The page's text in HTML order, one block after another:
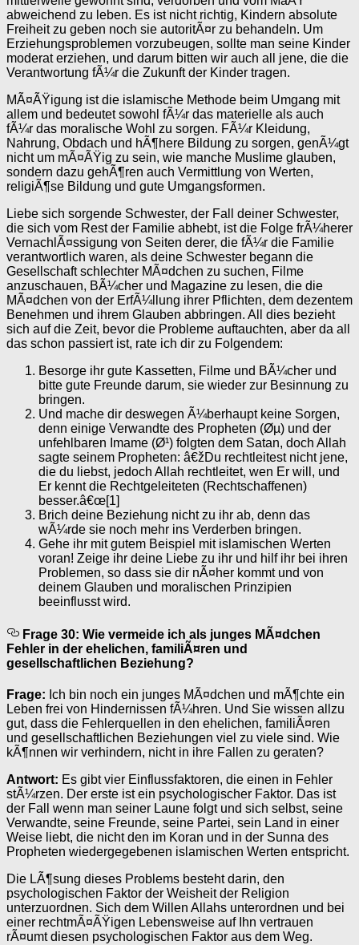
abweichend zu leben. Es ist nicht richtig, Kindern absolute
Freiheit zu geben noch sie autoritÃ¤r zu behandeln. Um
Erziehungsproblemen vorzubeugen, sollte man seine Kinder
moderat erziehen, und darum bitten wir auch all jene, die die
Verantwortung fÃ¼r die Zukunft der Kinder tragen.
MÃ¤ÃŸigung ist die islamische Methode beim Umgang mit
allem und bedeutet sowohl fÃ¼r das materielle als auch
fÃ¼r das moralische Wohl zu sorgen. FÃ¼r Kleidung,
Nahrung, Obdach und hÃ¶here Bildung zu sorgen, genÃ¼gt
nicht um mÃ¤ÃŸig zu sein, wie manche Muslime glauben,
sondern dazu gehÃ¶ren auch Vermittlung von Werten,
religiÃ¶se Bildung und gute Umgangsformen.
Liebe sich sorgende Schwester, der Fall deiner Schwester,
die sich vom Rest der Familie abhebt, ist die Folge frÃ¼herer
VernachlÃ¤ssigung von Seiten derer, die fÃ¼r die Familie
verantwortlich waren, als deine Schwester begann die
Gesellschaft schlechter MÃ¤dchen zu suchen, Filme
anzuschauen, BÃ¼cher und Magazine zu lesen, die die
MÃ¤dchen von der ErfÃ¼llung ihrer Pflichten, dem dezentem
Benehmen und ihrem Glauben abbringen. All dies bezieht
sich auf die Zeit, bevor die Probleme auftauchten, aber da all
das schon passiert ist, rate ich dir zu Folgendem:
Besorge ihr gute Kassetten, Filme und BÃ¼cher und
bitte gute Freunde darum, sie wieder zur Besinnung zu
bringen.
Und mache dir deswegen Ã¼berhaupt keine Sorgen,
denn einige Verwandte des Propheten (Øµ) und der
unfehlbaren Imame (Ø¹) folgten dem Satan, doch Allah
sagte seinem Propheten: â€žDu rechtleitest nicht jene,
die du liebst, jedoch Allah rechtleitet, wen Er will, und
Er kennt die Rechtgeleiteten (Rechtschaffenen)
besser.â€œ[1]
Brich deine Beziehung nicht zu ihr ab, denn das
wÃ¼rde sie noch mehr ins Verderben bringen.
Gehe ihr mit gutem Beispiel mit islamischen Werten
voran! Zeige ihr deine Liebe zu ihr und hilf ihr bei ihren
Problemen, so dass sie dir nÃ¤her kommt und von
deinem Glauben und moralischen Prinzipien
beeinflusst wird.
Frage 30: Wie vermeide ich als junges MÃ¤dchen
Fehler in der ehelichen, familiÃ¤ren und
gesellschaftlichen Beziehung?
Frage: Ich bin noch ein junges MÃ¤dchen und mÃ¶chte ein
Leben frei von Hindernissen fÃ¼hren. Und Sie wissen allzu
gut, dass die Fehlerquellen in den ehelichen, familiÃ¤ren
und gesellschaftlichen Beziehungen viel zu viele sind. Wie
kÃ¶nnen wir verhindern, nicht in ihre Fallen zu geraten?
Antwort: Es gibt vier Einflussfaktoren, die einen in Fehler
stÃ¼rzen. Der erste ist ein psychologischer Faktor. Das ist
der Fall wenn man seiner Laune folgt und sich selbst, seine
Verwandte, seine Freunde, seine Partei, sein Land in einer
Weise liebt, die nicht den im Koran und in der Sunna des
Propheten wiedergegebenen islamischen Werten entspricht.
Die LÃ¶sung dieses Problems besteht darin, den
psychologischen Faktor der Weisheit der Religion
unterzuordnen. Sich dem Willen Allahs unterordnen und bei
einer rechtmÃ¤ÃŸigen Lebensweise auf Ihn vertrauen
rÃ¤umt diesen psychologischen Faktor aus dem Weg.